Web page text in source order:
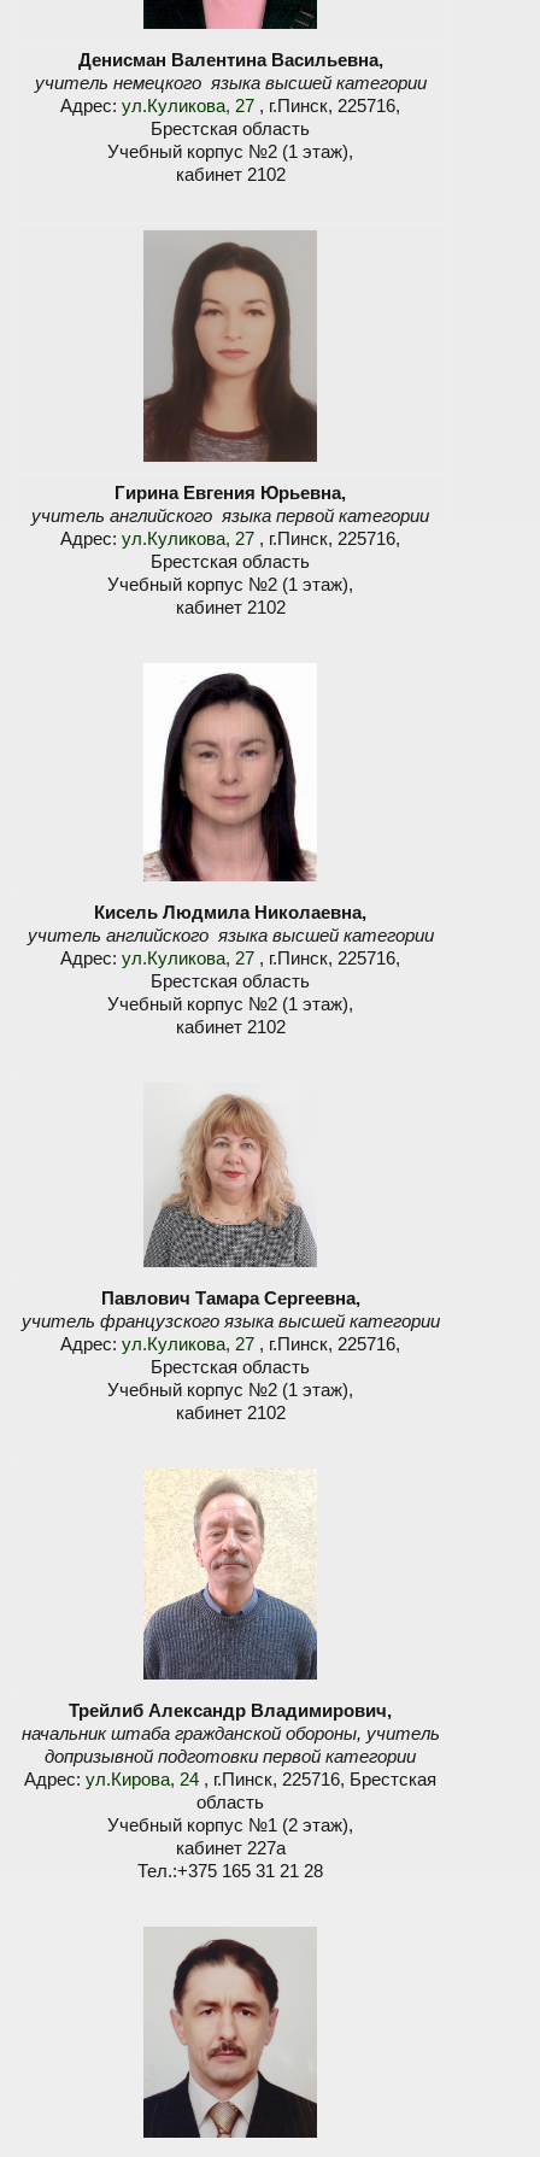
Денисман Валентина Васильевна,
учитель немецкого языка высшей категории
Адрес: ул.Куликова, 27 , г.Пинск, 225716,
Брестская область
Учебный корпус №2 (1 этаж),
кабинет 2102
Гирина Евгения Юрьевна,
учитель английского языка первой категории
Адрес: ул.Куликова, 27 , г.Пинск, 225716,
Брестская область
Учебный корпус №2 (1 этаж),
кабинет 2102
Кисель Людмила Николаевна,
учитель английского языка высшей категории
Адрес: ул.Куликова, 27 , г.Пинск, 225716,
Брестская область
Учебный корпус №2 (1 этаж),
кабинет 2102
Павлович Тамара Сергеевна,
учитель французского языка высшей категории
Адрес: ул.Куликова, 27 , г.Пинск, 225716,
Брестская область
Учебный корпус №2 (1 этаж),
кабинет 2102
Трейлиб Александр Владимирович,
начальник штаба гражданской обороны, учитель
допризывной подготовки первой категории
Адрес: ул.Кирова, 24 , г.Пинск, 225716, Брестская
область
Учебный корпус №1 (2 этаж),
кабинет 227а
Тел.:+375 165 31 21 28